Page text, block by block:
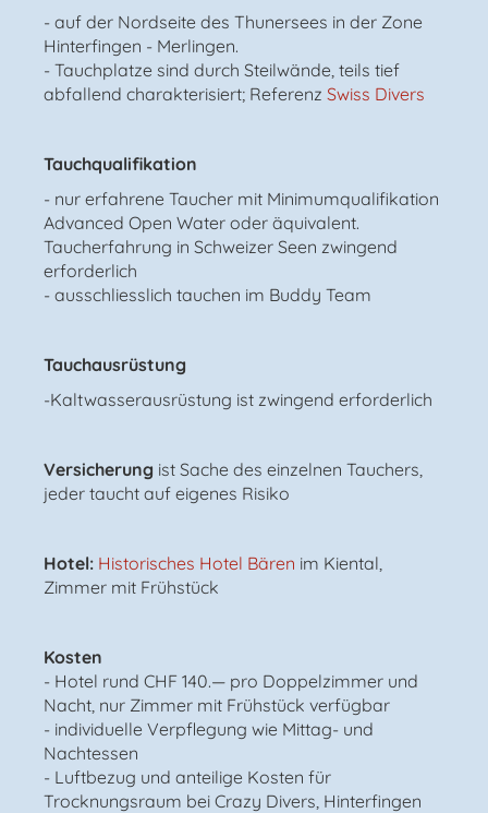
- auf der Nordseite des Thunersees in der Zone
Hinterfingen - Merlingen.
- Tauchplatze sind durch Steilwände, teils tief
abfallend charakterisiert; Referenz Swiss Divers
Tauchqualifikation
- nur erfahrene Taucher mit Minimumqualifikation
Advanced Open Water oder äquivalent.
Taucherfahrung in Schweizer Seen zwingend
erforderlich
- ausschliesslich tauchen im Buddy Team
Tauchausrüstung
-Kaltwasserausrüstung ist zwingend erforderlich
Versicherung ist Sache des einzelnen Tauchers,
jeder taucht auf eigenes Risiko
Hotel: Historisches Hotel Bären im Kiental,
Zimmer mit Frühstück
Kosten
- Hotel rund CHF 140.— pro Doppelzimmer und
Nacht, nur Zimmer mit Frühstück verfügbar
- individuelle Verpflegung wie Mittag- und
Nachtessen
- Luftbezug und anteilige Kosten für
Trocknungsraum bei Crazy Divers, Hinterfingen